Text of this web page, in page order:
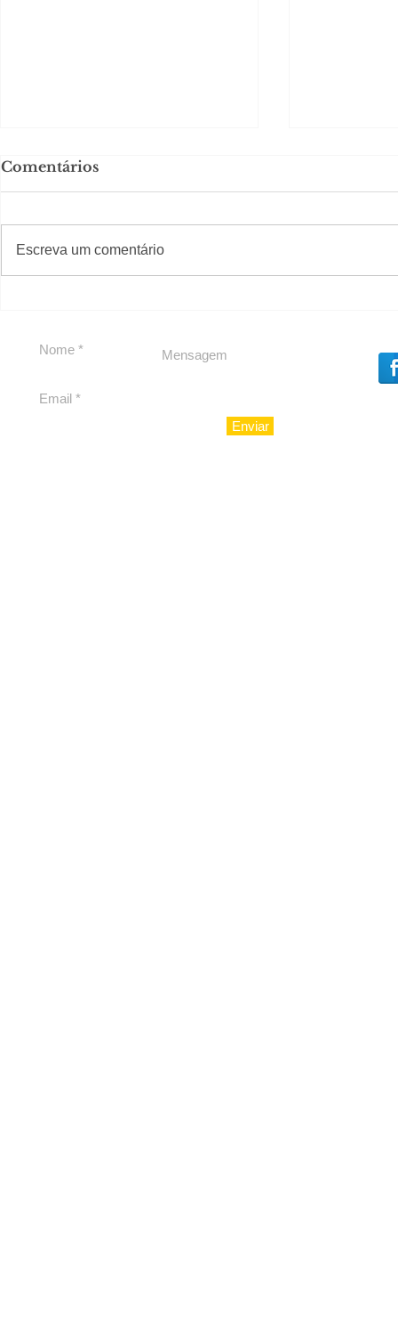
Comentários
Escreva um comentário
#Sugestões
Enviar